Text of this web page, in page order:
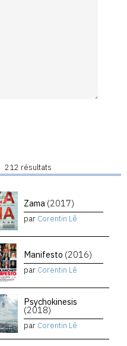
212 résultats
Zama (2017)
par Corentin Lê
Manifesto (2016)
par Corentin Lê
Psychokinesis
(2018)
par Corentin Lê